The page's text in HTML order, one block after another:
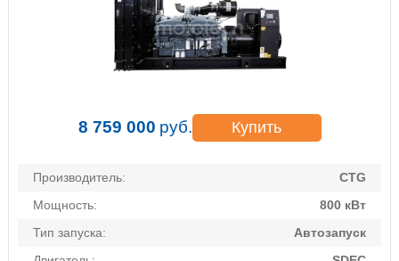
8 759 000 руб. Купить
Производитель:
CTG
Мощность:
800 кВт
Тип запуска:
Автозапуск